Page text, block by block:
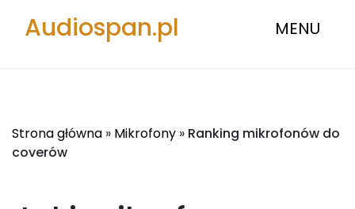
Audiospan.pl MENU
Strona główna » Mikrofony » Ranking mikrofonów do
coverów